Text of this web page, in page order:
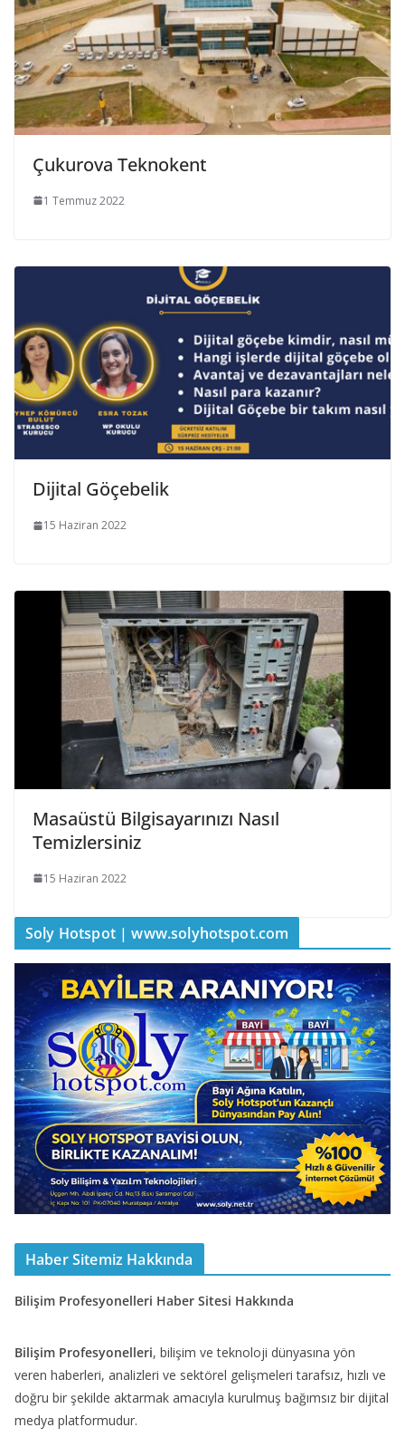
Çukurova Teknokent
1 Temmuz 2022
Dijital Göçebelik
15 Haziran 2022
Masaüstü Bilgisayarınızı Nasıl
Temizlersiniz
15 Haziran 2022
Soly Hotspot | www.solyhotspot.com
Haber Sitemiz Hakkında
Bilişim Profesyonelleri Haber Sitesi Hakkında
Bilişim Profesyonelleri, bilişim ve teknoloji dünyasına yön
veren haberleri, analizleri ve sektörel gelişmeleri tarafsız, hızlı ve
doğru bir şekilde aktarmak amacıyla kurulmuş bağımsız bir dijital
medya platformudur.